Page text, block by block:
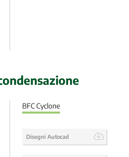
BFC Cyclone
Disegni Autocad